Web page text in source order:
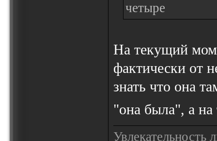
четыре
На текущий
фактически от
знать что она
"она была", а
Увлекательность